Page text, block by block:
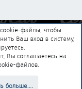
Главная
R
файлы, чтобы
Ваш вход в систему,
Вы соглашаетесь на
файлов.
больше....